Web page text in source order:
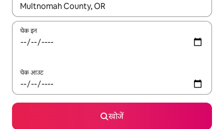
नतीजों के उपलब्ध होने पर, अप और डाउन 'ऐरो की' का इस्तेमाल करके नेविगेट
चेक इन
चेक आउट
खोजें